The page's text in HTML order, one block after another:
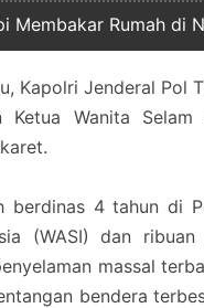
Membakar Rumah di
Kapolri Jenderal Pol
Wanita Selam
berdinas 4 tahun di
(WASI) dan ribuan
massal
bendera